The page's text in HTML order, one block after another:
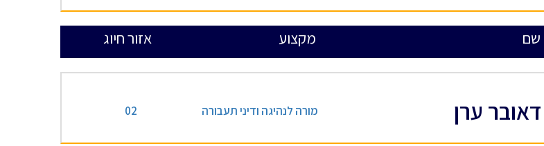
שם מקצוע אזור חיוג
דאובר ערן מורה לנהיגה ודיני תעבורה 02